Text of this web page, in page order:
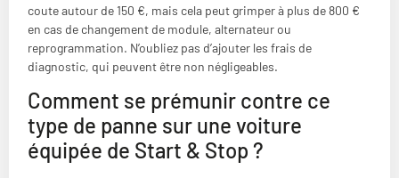
coute autour de 150 €, mais cela peut grimper à plus de 800 €
en cas de changement de module, alternateur ou
reprogrammation. N’oubliez pas d’ajouter les frais de
diagnostic, qui peuvent être non négligeables.
Comment se prémunir contre ce
type de panne sur une voiture
équipée de Start & Stop ?